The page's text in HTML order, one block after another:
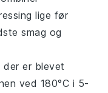
lige før
smag og
der er blevet
ved 180°C i 5-